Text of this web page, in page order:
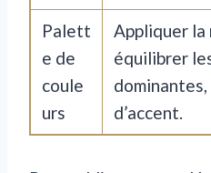
Palett
e de
coule
urs
Appliquer
équilibrer
d’accent.